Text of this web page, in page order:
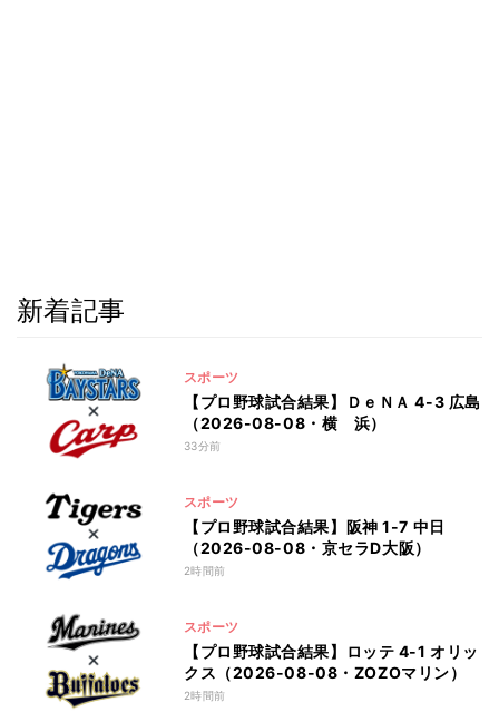
新着記事
スポーツ
【プロ野球試合結果】ＤｅＮＡ 4-3 広島
（2026-08-08・横 浜）
33分前
スポーツ
【プロ野球試合結果】阪神 1-7 中日
（2026-08-08・京セラD大阪）
2時間前
スポーツ
【プロ野球試合結果】ロッテ 4-1 オリッ
クス（2026-08-08・ZOZOマリン）
2時間前